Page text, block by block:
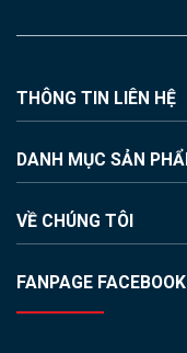
THÔNG TIN LIÊN HỆ
DANH MỤC SẢN
VỀ CHÚNG TÔI
FANPAGE FACEBOOK